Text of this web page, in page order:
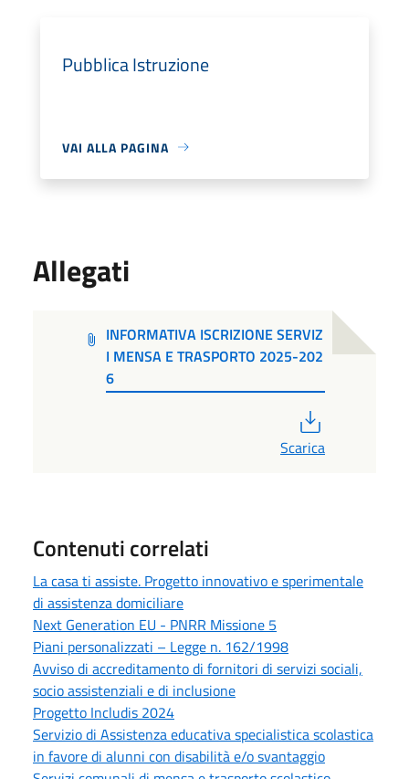
Pubblica Istruzione
VAI ALLA PAGINA
Allegati
INFORMATIVA ISCRIZIONE SERVIZ
I MENSA E TRASPORTO 2025-202
6
Scarica
Contenuti correlati
La casa ti assiste. Progetto innovativo e sperimentale
di assistenza domiciliare
Next Generation EU - PNRR Missione 5
Piani personalizzati – Legge n. 162/1998
Avviso di accreditamento di fornitori di servizi sociali,
socio assistenziali e di inclusione
Progetto Includis 2024
Servizio di Assistenza educativa specialistica scolastica
in favore di alunni con disabilità e/o svantaggio